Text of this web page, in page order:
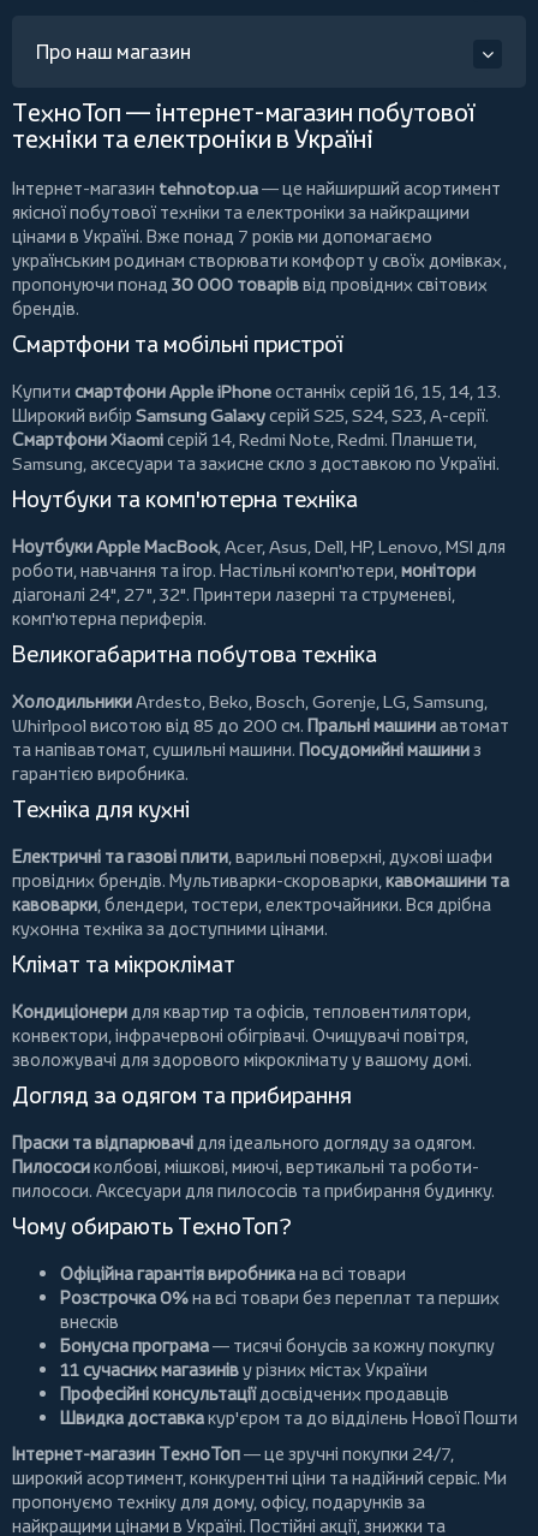
Про наш магазин
ТехноТоп — інтернет-магазин побутової
техніки та електроніки в Україні
Інтернет-магазин tehnotop.ua— це найширший асортимент
якісної побутової техніки та електроніки за найкращими
цінами в Україні. Вже понад 7 років ми допомагаємо
українським родинам створювати комфорт у своїх домівках,
пропонуючи понад 30 000 товаріввід провідних світових
брендів.
Смартфони та мобільні пристрої
Купити смартфони Apple iPhoneостанніх серій 16, 15, 14, 13.
Широкий вибір Samsung Galaxyсерій S25, S24, S23, A-серії.
Смартфони Xiaomiсерій 14, Redmi Note, Redmi. Планшети,
Samsung, аксесуари тазахисне скло з доставкою по Україні.
Ноутбуки та комп'ютерна техніка
Ноутбуки Apple MacBook,Acer,Asus,Dell,HP,Lenovo,MSI для
роботи, навчання та ігор. Настільні комп'ютери,монітори
діагоналі 24", 27", 32". Принтери лазерні та струменеві,
комп'ютерна периферія.
Великогабаритна побутова техніка
ХолодильникиArdesto,Beko,Bosch,Gorenje,LG,Samsung,
Whirlpool висотою від 85 до 200 см. Пральні машиниавтомат
та напівавтомат,сушильні машини. Посудомийні машиниз
гарантією виробника.
Техніка для кухні
Електричні та газові плити, варильні поверхні, духові шафи
провідних брендів. Мультиварки-скороварки,кавомашини та
кавоварки,блендери, тостери,електрочайники. Вся дрібна
кухонна техніка за доступними цінами.
Клімат та мікроклімат
Кондиціонеридля квартир та офісів, тепловентилятори,
конвектори,інфрачервоні обігрівачі. Очищувачі повітря,
зволожувачі для здорового мікроклімату у вашому домі.
Догляд за одягом та прибирання
Праски та відпарювачідля ідеального догляду за одягом.
Пилососиколбові,мішкові,миючі,вертикальні тароботи-
пилососи. Аксесуари для пилососів та прибирання будинку.
Чому обирають ТехноТоп?
Офіційна гарантія виробникана всі товари
Розстрочка 0%на всі товари без переплат та перших
внесків
Бонусна програма— тисячі бонусів за кожну покупку
11 сучасних магазиніву різних містах України
Професійні консультаціїдосвідчених продавців
Швидка доставкакур'єром та до відділень Нової Пошти
Інтернет-магазин ТехноТоп— це зручні покупки 24/7,
широкий асортимент, конкурентні ціни та надійний сервіс. Ми
пропонуємо техніку для дому, офісу, подарунків за
найкращими цінами в Україні. Постійні акції, знижки та